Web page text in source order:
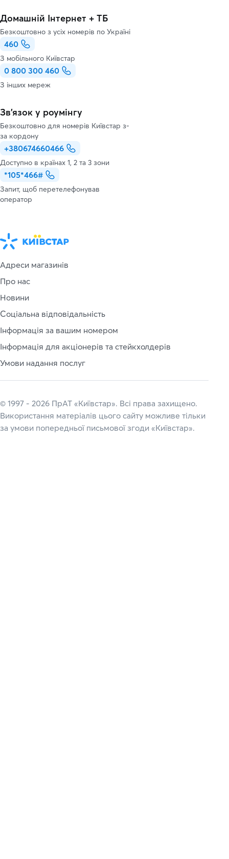
Домашній Інтернет + ТБ
Безкоштовно з усіх номерів по Україні
460
З мобільного Київстар
0 800 300 460
З інших мереж
Зв’язок у роумінгу
Безкоштовно для номерів Київстар з-
за кордону
+380674660466
Доступно в країнах 1, 2 та 3 зони
*105*466#
Запит, щоб перетелефонував
оператор
Адреси магазинів
Про нас
Новини
Соціальна відповідальність
Інформація за вашим номером
Інформація для акціонерів та стейкхолдерів
Умови надання послуг
© 1997 - 2026 ПрАТ «Київстар». Всі права захищено.
Використання матеріалів цього сайту можливе тільки
за умови попередньої письмової згоди «Київстар».